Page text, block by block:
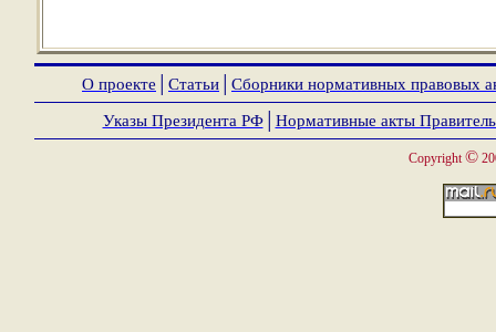
О проекте Статьи Сборники нормативных правовых
Указы Президента РФ│ Нормативные акты
Copyright ©